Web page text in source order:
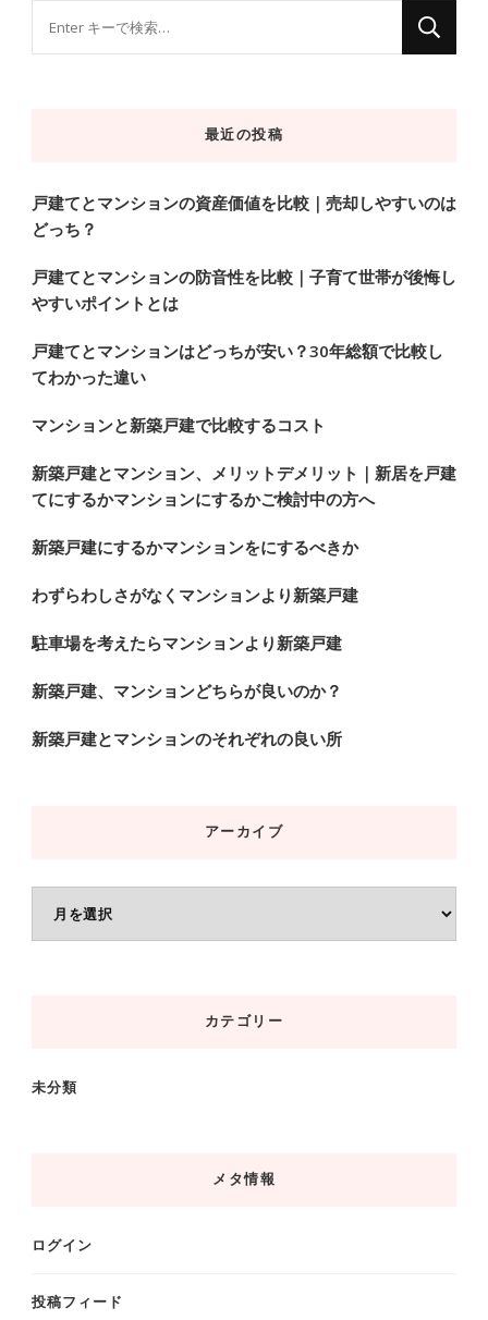
で
す
か
?
最近の投稿
戸建てとマンションの資産価値を比較｜売却しやすいのは
どっち？
戸建てとマンションの防音性を比較｜子育て世帯が後悔し
やすいポイントとは
戸建てとマンションはどっちが安い？30年総額で比較し
てわかった違い
マンションと新築戸建で比較するコスト
新築戸建とマンション、メリットデメリット｜新居を戸建
てにするかマンションにするかご検討中の方へ
新築戸建にするかマンションをにするべきか
わずらわしさがなくマンションより新築戸建
駐車場を考えたらマンションより新築戸建
新築戸建、マンションどちらが良いのか？
新築戸建とマンションのそれぞれの良い所
アーカイブ
カテゴリー
未分類
メタ情報
ログイン
投稿フィード